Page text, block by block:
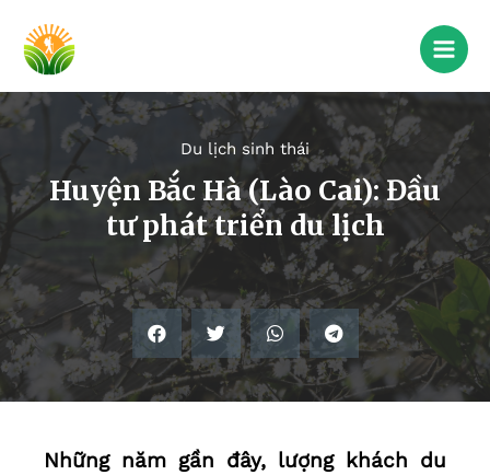
Du lịch sinh thái
Huyện Bắc Hà (Lào Cai): Đầu
tư phát triển du lịch
Những năm gần đây, lượng khách du